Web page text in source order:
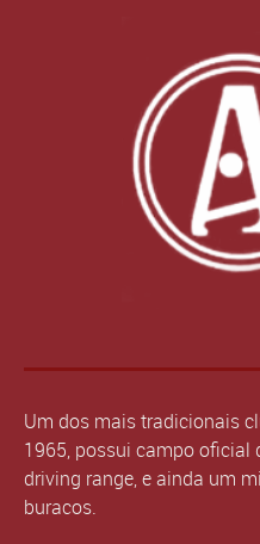
Um dos mais tradicionais
1965, possui campo oficial
driving range, e ainda um
buracos.